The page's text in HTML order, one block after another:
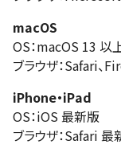
macOS
OS：macOS 13 以
ブラウザ：Safari、
iPhone・iPad
OS：iOS 最新版
ブラウザ：Safari 最